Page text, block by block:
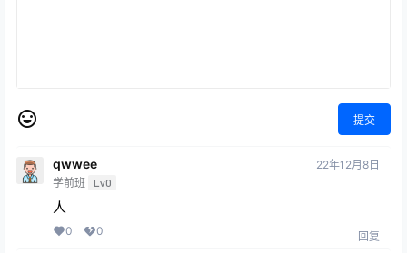
提交
qwwee
学前班 Lv0
22年12月8日
人
0 0 回复